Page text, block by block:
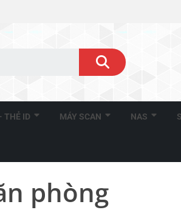
THẺ ID MÁY SCAN NAS
phòng